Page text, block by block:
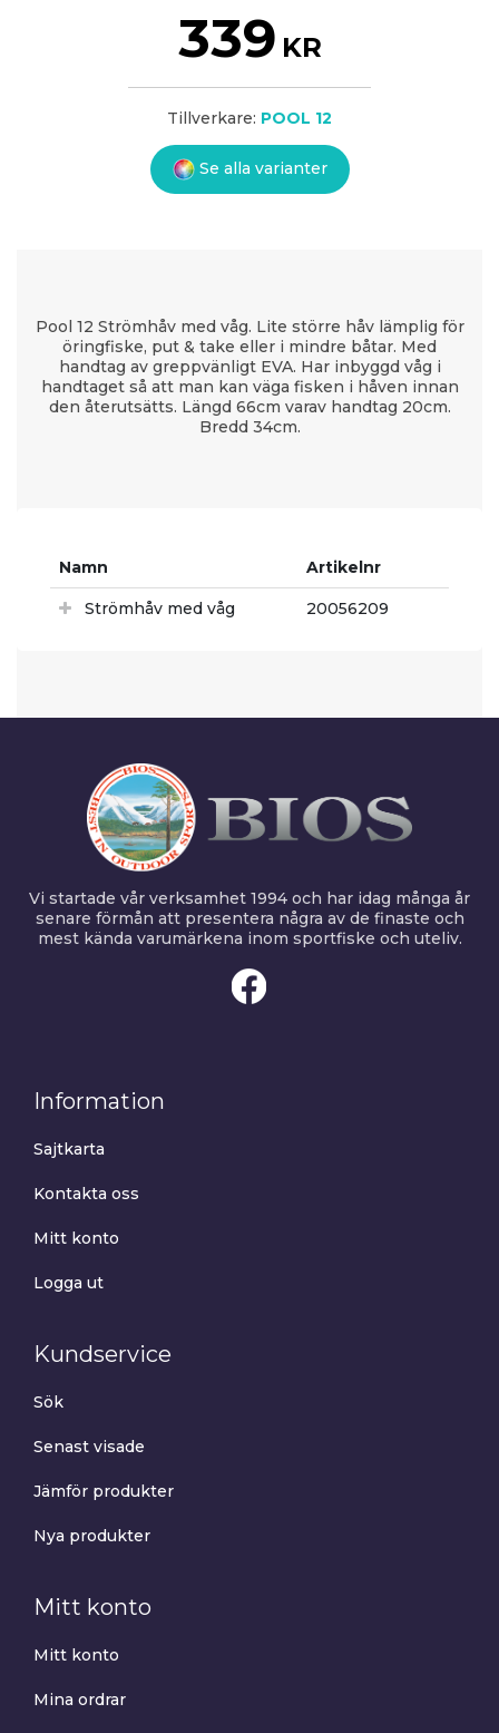
339 KR
Tillverkare: POOL 12
Se alla varianter
Pool 12 Strömhåv med våg. Lite större håv lämplig för
öringfiske, put & take eller i mindre båtar. Med
handtag av greppvänligt EVA. Har inbyggd våg i
handtaget så att man kan väga fisken i håven innan
den återutsätts. Längd 66cm varav handtag 20cm.
Bredd 34cm.
Namn Artikelnr
Strömhåv med våg 20056209
Vi startade vår verksamhet 1994 och har idag många år
senare förmån att presentera några av de finaste och
mest kända varumärkena inom sportfiske och uteliv.
Information
Sajtkarta
Kontakta oss
Mitt konto
Logga ut
Kundservice
Sök
Senast visade
Jämför produkter
Nya produkter
Mitt konto
Mitt konto
Mina ordrar